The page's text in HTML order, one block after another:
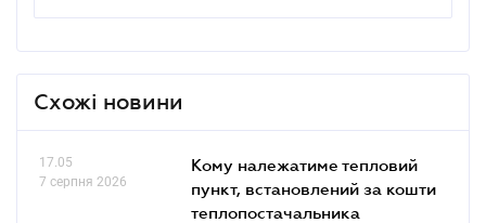
Схожі новини
17.05
7 серпня 2026
Кому належатиме тепловий
пункт, встановлений за кошти
теплопостачальника